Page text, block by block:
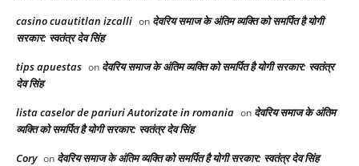
casino cuautitlan izcalli on देवरिय समाज के अंतिम व्यक्ति को समर्पित है योगी
सरकार: स्वतंत्र देव सिंह
tips apuestas on देवरिय समाज के अंतिम व्यक्ति को समर्पित है योगी सरकार: स्वतंत्र
देव सिंह
lista caselor de pariuri Autorizate in romania on देवरिय समाज के अंतिम
व्यक्ति को समर्पित है योगी सरकार: स्वतंत्र देव सिंह
Cory on देवरिय समाज के अंतिम व्यक्ति को समर्पित है योगी सरकार: स्वतंत्र देव सिंह